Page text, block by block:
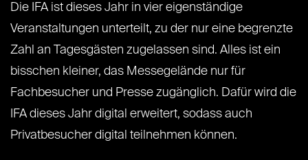
Die IFA ist dieses Jahr in vier eigenständige
Veranstaltungen unterteilt, zu der nur eine begrenzte
Zahl an Tagesgästen zugelassen sind. Alles ist ein
bisschen kleiner, das Messegelände nur für
Fachbesucher und Presse zugänglich. Dafür wird die
IFA dieses Jahr digital erweitert, sodass auch
Privatbesucher digital teilnehmen können.